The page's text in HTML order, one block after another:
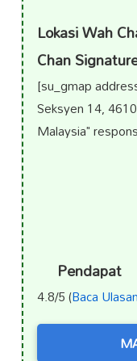
Lokasi Wah
Chan
[su_gmap
Seksyen 14,
Malaysia"
Pendapat
4.8/5 (Baca Ulasan